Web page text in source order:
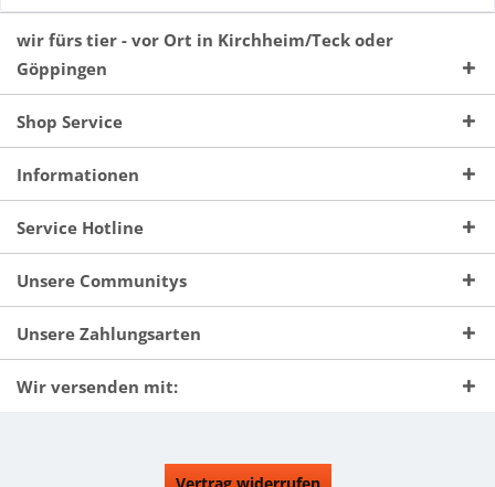
wir fürs tier - vor Ort in Kirchheim/Teck oder
Göppingen
Shop Service
Informationen
Service Hotline
Unsere Communitys
Unsere Zahlungsarten
Wir versenden mit: